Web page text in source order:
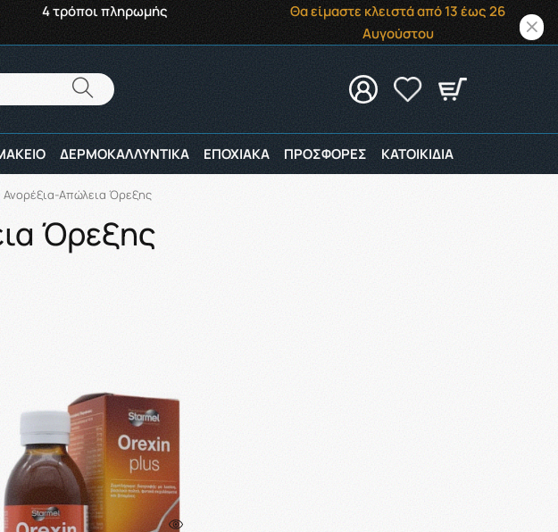
4 τρόποι πληρωμής
Θα είμαστε κλειστά από 13 έως 26
Αυγούστου
ΔΕΡΜΟΚΑΛΛΥΝΤΙΚΑ ΕΠΟΧΙΑΚΑ ΠΡΟΣΦΟΡΕΣ ΚΑΤΟΙΚΙΔΙΑ
Ανορέξια-Απώλεια Όρεξης
Όρεξης